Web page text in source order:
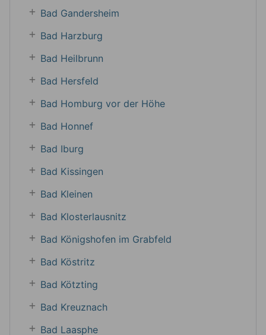
Bad Gandersheim
Bad Harzburg
Bad Heilbrunn
Bad Hersfeld
Bad Homburg vor der Höhe
Bad Honnef
Bad Iburg
Bad Kissingen
Bad Kleinen
Bad Klosterlausnitz
Bad Königshofen im Grabfeld
Bad Köstritz
Bad Kötzting
Bad Kreuznach
Bad Laasphe